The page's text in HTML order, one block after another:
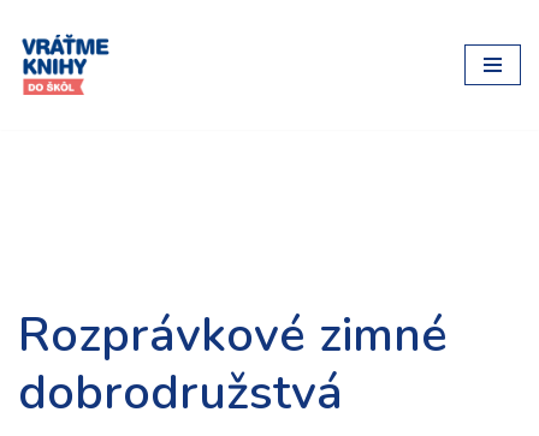
Preskočiť
na
Rozprávkové zimné
dobrodružstvá